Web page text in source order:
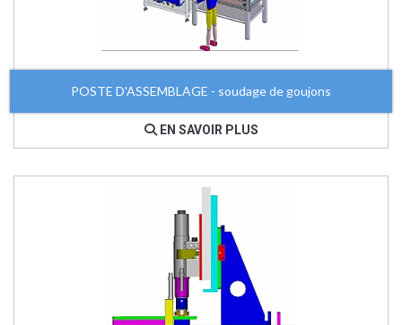
POSTE D'ASSEMBLAGE - soudage de goujons
EN SAVOIR PLUS